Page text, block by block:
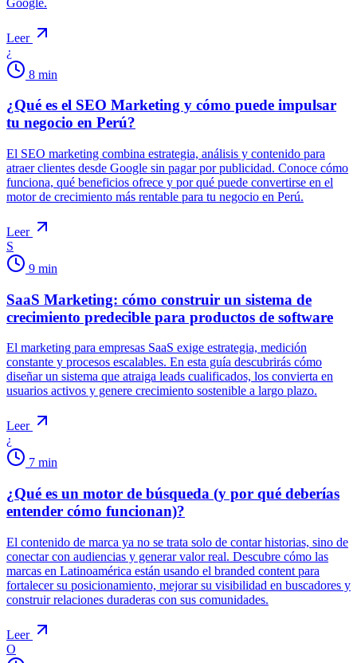
Leer
¿
8 min
¿Qué es el SEO Marketing y cómo puede impulsar
tu negocio en Perú?
El SEO marketing combina estrategia, análisis y contenido para
atraer clientes desde Google sin pagar por publicidad. Conoce cómo
funciona, qué beneficios ofrece y por qué puede convertirse en el
motor de crecimiento más rentable para tu negocio en Perú.
Leer
S
9 min
SaaS Marketing: cómo construir un sistema de
crecimiento predecible para productos de software
El marketing para empresas SaaS exige estrategia, medición
constante y procesos escalables. En esta guía descubrirás cómo
diseñar un sistema que atraiga leads cualificados, los convierta en
usuarios activos y genere crecimiento sostenible a largo plazo.
Leer
¿
7 min
¿Qué es un motor de búsqueda (y por qué deberías
entender cómo funcionan)?
El contenido de marca ya no se trata solo de contar historias, sino de
conectar con audiencias y generar valor real. Descubre cómo las
marcas en Latinoamérica están usando el branded content para
fortalecer su posicionamiento, mejorar su visibilidad en buscadores y
construir relaciones duraderas con sus comunidades.
Leer
O